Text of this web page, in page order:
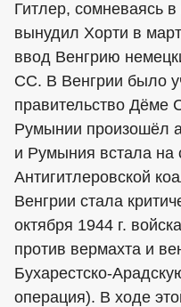
Гитлер, сомневаясь
вынудил Хорти в
ввод Венгрию
СС. В Венгрии было
правительство Дёме
Румынии произошёл
и Румыния встала на
Антигитлеровской
Венгрии стала
октября 1944 г.
против вермахта и
Бухарестско-
операция). В ходе